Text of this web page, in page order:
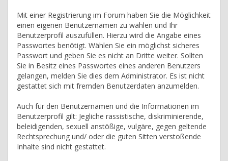
Mit einer Registrierung im Forum haben Sie die Möglichkeit
einen eigenen Benutzernamen zu wählen und Ihr
Benutzerprofil auszufüllen. Hierzu wird die Angabe eines
Passwortes benötigt. Wählen Sie ein möglichst sicheres
Passwort und geben Sie es nicht an Dritte weiter. Sollten
Sie in Besitz eines Passwortes eines anderen Benutzers
gelangen, melden Sie dies dem Administrator. Es ist nicht
gestattet sich mit fremden Benutzerdaten anzumelden.
Auch für den Benutzernamen und die Informationen im
Benutzerprofil gilt: Jegliche rassistische, diskriminierende,
beleidigenden, sexuell anstößige, vulgäre, gegen geltende
Rechtsprechung und/ oder die guten Sitten verstoßende
Inhalte sind nicht gestattet.